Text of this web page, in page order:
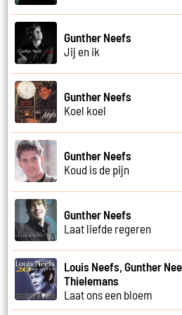
Gunther Neefs
Jij en ik
Gunther Neefs
Koel koel
Gunther Neefs
Koud is de pijn
Gunther Neefs
Laat liefde regeren
Louis Neefs, Gunther
Thielemans
Laat ons een bloem